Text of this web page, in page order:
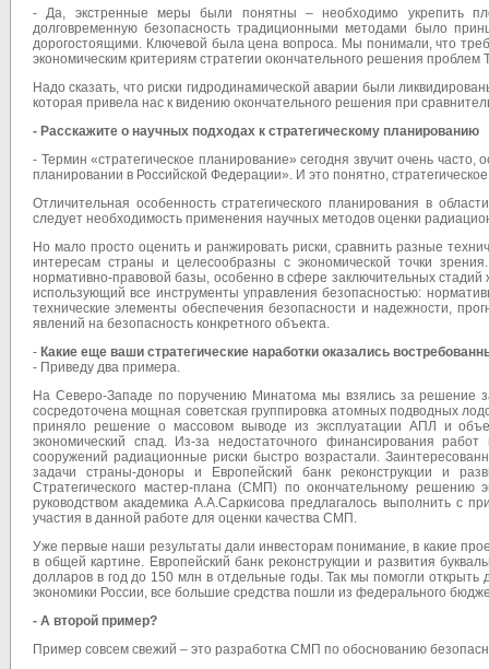
- Да, экстренные меры были понятны – необходимо укрепить
долговременную безопасность традиционными методами было
дорогостоящими. Ключевой была цена вопроса. Мы понимали, что
экономическим критериям стратегии окончательного решения проблем
Надо сказать, что риски гидродинамической аварии были
которая привела нас к видению окончательного решения при
- Расскажите о научных подходах к стратегическому планированию
- Термин «стратегическое планирование» сегодня звучит очень
планировании в Российской Федерации». И это понятно,
Отличительная особенность стратегического планирования в
следует необходимость применения научных методов оценки
Но мало просто оценить и ранжировать риски, сравнить разные
интересам страны и целесообразны с экономической точки
нормативно-правовой базы, особенно в сфере заключительных
использующий все инструменты управления безопасностью:
технические элементы обеспечения безопасности и надежности,
явлений на безопасность конкретного объекта.
- Какие еще ваши стратегические наработки оказались
- Приведу два примера.
На Северо-Западе по поручению Минатома мы взялись за решение
сосредоточена мощная советская группировка атомных подводных
приняло решение о массовом выводе из эксплуатации АПЛ и
экономический спад. Из-за недостаточного финансирования
сооружений радиационные риски быстро возрастали.
задачи страны-доноры и Европейский банк реконструкции и
Стратегического мастер-плана (СМП) по окончательному решению
руководством академика А.А.Саркисова предлагалось выполнить с
участия в данной работе для оценки качества СМП.
Уже первые наши результаты дали инвесторам понимание, в какие
в общей картине. Европейский банк реконструкции и развития
долларов в год до 150 млн в отдельные годы. Так мы помогли
экономики России, все большие средства пошли из федерального
- А второй пример?
Пример совсем свежий – это разработка СМП по обоснованию